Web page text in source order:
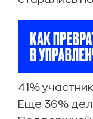
41%
Еще 36%